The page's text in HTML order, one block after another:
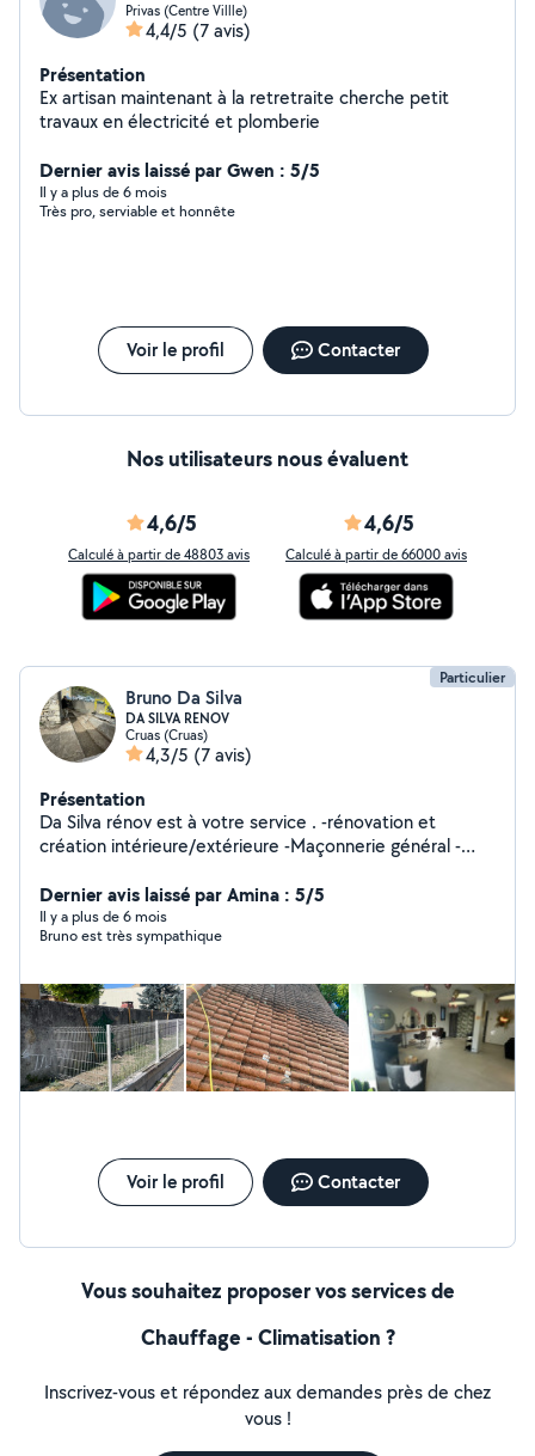
Privas (Centre Villle)
4,4/5 (7 avis)
Présentation
Ex artisan maintenant à la retretraite cherche petit
travaux en électricité et plomberie
Dernier avis laissé par Gwen : 5/5
Il y a plus de 6 mois
Très pro, serviable et honnête
Voir le profil Contacter
Nos utilisateurs nous évaluent
4,6/5
Calculé à partir de 48803 avis
4,6/5
Calculé à partir de 66000 avis
Particulier
Bruno Da Silva
DA SILVA RENOV
Cruas (Cruas)
4,3/5 (7 avis)
Présentation
Da Silva rénov est à votre service . -rénovation et
création intérieure/extérieure -Maçonnerie général -
création jardin -élagage et coupe d'arbre - montage de
Dernier avis laissé par Amina : 5/5
Il y a plus de 6 mois
Bruno est très sympathique
Voir le profil Contacter
Vous souhaitez proposer vos services de
Chauffage - Climatisation ?
Inscrivez-vous et répondez aux demandes près de chez
vous !